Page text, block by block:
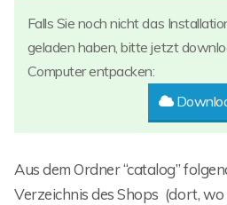
Falls Sie noch nicht das
geladen haben, bitte jetzt
Computer entpacken:
Aus dem Ordner “catalog”
Verzeichnis des Shops (dort,